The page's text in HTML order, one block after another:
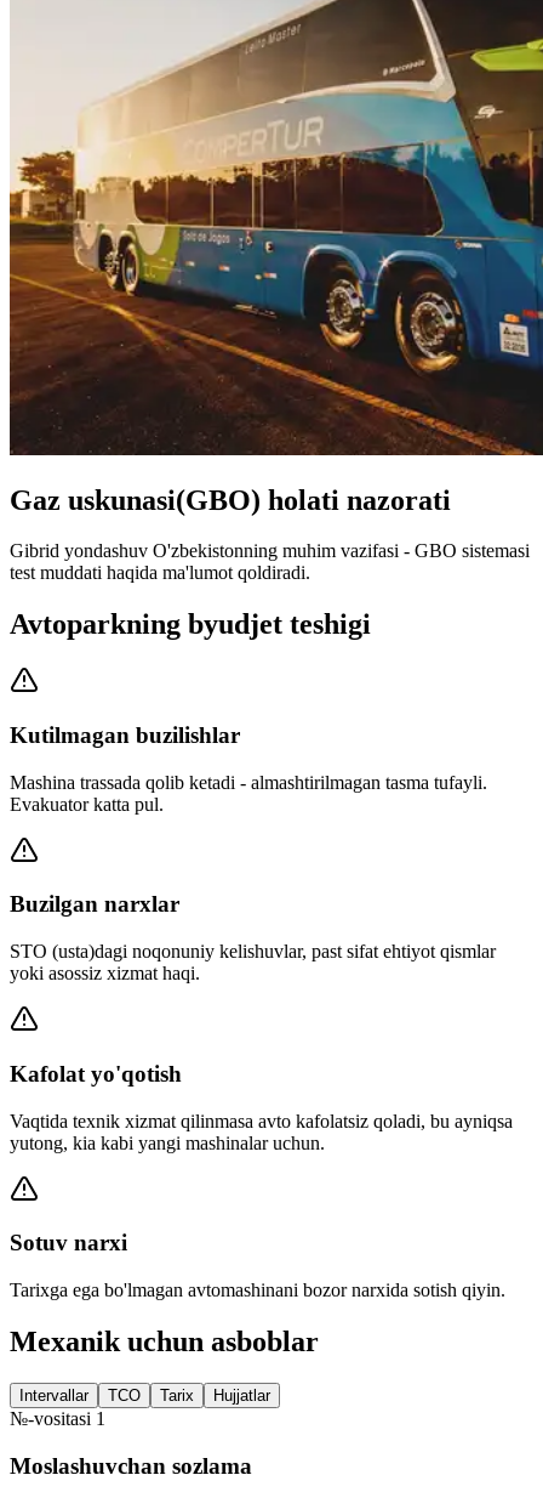
Gaz uskunasi(GBO) holati nazorati
Gibrid yondashuv O'zbekistonning muhim vazifasi - GBO sistemasi
test muddati haqida ma'lumot qoldiradi.
Avtoparkning byudjet teshigi
Kutilmagan buzilishlar
Mashina trassada qolib ketadi - almashtirilmagan tasma tufayli.
Evakuator katta pul.
Buzilgan narxlar
STO (usta)dagi noqonuniy kelishuvlar, past sifat ehtiyot qismlar
yoki asossiz xizmat haqi.
Kafolat yo'qotish
Vaqtida texnik xizmat qilinmasa avto kafolatsiz qoladi, bu ayniqsa
yutong, kia kabi yangi mashinalar uchun.
Sotuv narxi
Tarixga ega bo'lmagan avtomashinani bozor narxida sotish qiyin.
Mexanik uchun asboblar
Intervallar TCO Tarix Hujjatlar
№-vositasi 1
Moslashuvchan sozlama